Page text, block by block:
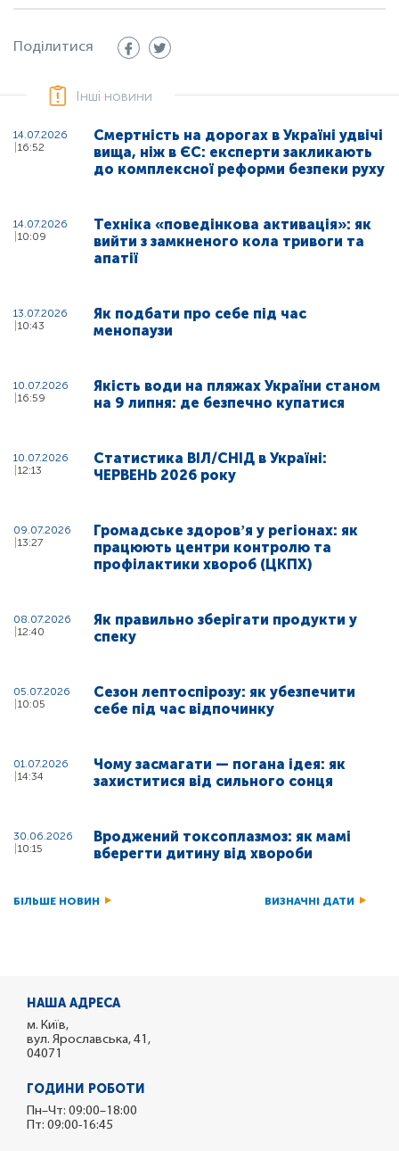
Поділитися
Інші новини
14.07.2026
16:52
Смертність на дорогах в Україні удвічі
вища, ніж в ЄС: експерти закликають
до комплексної реформи безпеки руху
14.07.2026
10:09
Техніка «поведінкова активація»: як
вийти з замкненого кола тривоги та
апатії
13.07.2026
10:43
Як подбати про себе під час
менопаузи
10.07.2026
16:59
Якість води на пляжах України станом
на 9 липня: де безпечно купатися
10.07.2026
12:13
Статистика ВІЛ/СНІД в Україні:
ЧЕРВЕНЬ 2026 року
09.07.2026
13:27
Громадське здоровʼя у регіонах: як
працюють центри контролю та
профілактики хвороб (ЦКПХ)
08.07.2026
12:40
Як правильно зберігати продукти у
спеку
05.07.2026
10:05
Сезон лептоспірозу: як убезпечити
себе під час відпочинку
01.07.2026
14:34
Чому засмагати — погана ідея: як
захиститися від сильного сонця
30.06.2026
10:15
Вроджений токсоплазмоз: як мамі
вберегти дитину від хвороби
БІЛЬШЕ НОВИН ВИЗНАЧНІ ДАТИ
НАША АДРЕСА
м. Київ,
вул. Ярославська, 41,
04071
ГОДИНИ РОБОТИ
Пн–Чт: 09:00–18:00
Пт: 09:00-16:45